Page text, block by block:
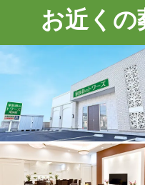
お近くの